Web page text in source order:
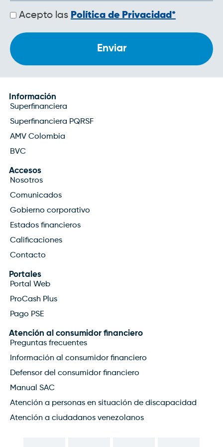
Políticas
de
Acepto las Política de Privacidad*
Información
Superfinanciera
Superfinanciera PQRSF
AMV Colombia
BVC
Accesos
Nosotros
Comunicados
Gobierno corporativo
Estados financieros
Calificaciones
Contacto
Portales
Portal Web
ProCash Plus
Pago PSE
Atención al consumidor financiero
Preguntas frecuentes
Información al consumidor financiero
Defensor del consumidor financiero
Manual SAC
Atención a personas en situación de discapacidad
Atención a ciudadanos venezolanos